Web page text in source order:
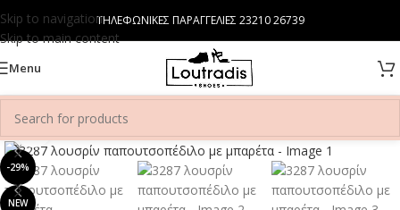
Skip to navigation
Skip to main content
ΤΗΛΕΦΩΝΙΚΕΣ ΠΑΡΑΓΓΕΛΙΕΣ 23210 26739
Menu
-29%
NEW
Click to enlarge